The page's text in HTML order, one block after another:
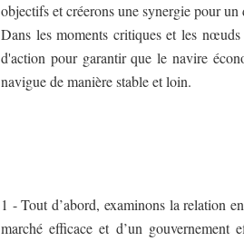
objectifs et créerons une synergie pour
Dans les moments critiques et les
d'action pour garantir que le navire
navigue de manière stable et loin.
1 - Tout d’abord, examinons la relation
marché efficace et d’un